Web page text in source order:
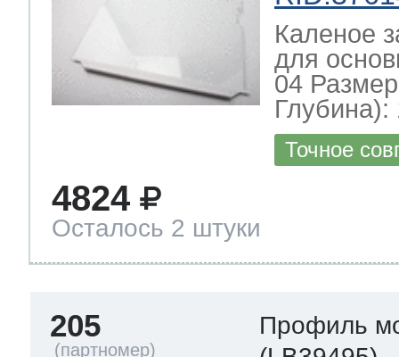
Каленое
для
04
Глубина):
Точное
4824
Осталось 2 штуки
205
Профиль